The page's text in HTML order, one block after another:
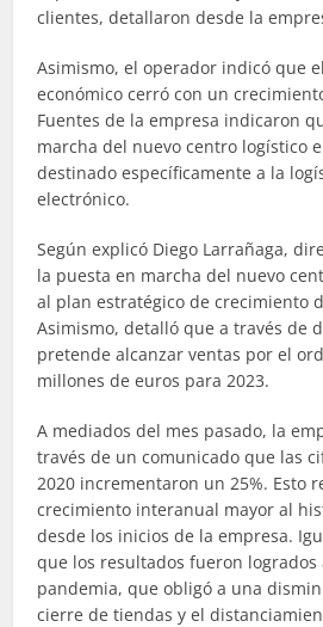
clientes, detallaron desde la
Asimismo, el operador indicó que
económico cerró con un
Fuentes de la empresa indicaron
marcha del nuevo centro logístico
destinado específicamente a la
electrónico.
Según explicó Diego Larrañaga,
la puesta en marcha del nuevo
al plan estratégico de crecimiento
Asimismo, detalló que a través de
pretende alcanzar ventas por el
millones de euros para 2023.
A mediados del mes pasado, la
través de un comunicado que las
2020 incrementaron un 25%. Esto
crecimiento interanual mayor al
desde los inicios de la empresa.
que los resultados fueron logrados
pandemia, que obligó a una
cierre de tiendas y el